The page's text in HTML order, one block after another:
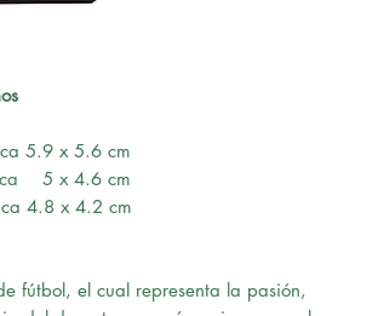
5.9 x 5.6 cm
5 x 4.6 cm
4.8 x 4.2 cm
fútbol, el cual representa la pasión,